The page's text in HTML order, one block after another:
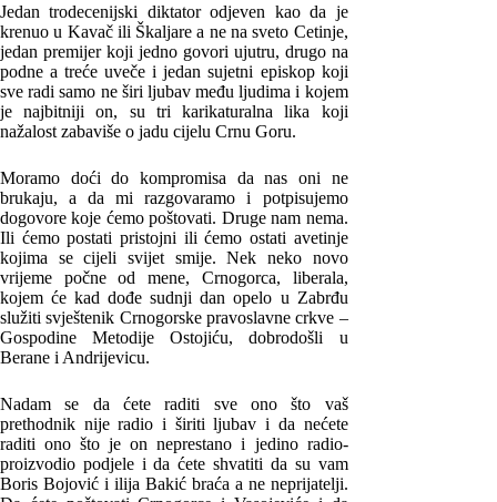
Jedan trodecenijski diktator odjeven kao da je
krenuo u Kavač ili Škaljare a ne na sveto Cetinje,
jedan premijer koji jedno govori ujutru, drugo na
podne a treće uveče i jedan sujetni episkop koji
sve radi samo ne širi ljubav među ljudima i kojem
je najbitniji on, su tri karikaturalna lika koji
nažalost zabaviše o jadu cijelu Crnu Goru.
Moramo doći do kompromisa da nas oni ne
brukaju, a da mi razgovaramo i potpisujemo
dogovore koje ćemo poštovati. Druge nam nema.
Ili ćemo postati pristojni ili ćemo ostati avetinje
kojima se cijeli svijet smije. Nek neko novo
vrijeme počne od mene, Crnogorca, liberala,
kojem će kad dođe sudnji dan opelo u Zabrđu
služiti svještenik Crnogorske pravoslavne crkve –
Gospodine Metodije Ostojiću, dobrodošli u
Berane i Andrijevicu.
Nadam se da ćete raditi sve ono što vaš
prethodnik nije radio i širiti ljubav i da nećete
raditi ono što je on neprestano i jedino radio-
proizvodio podjele i da ćete shvatiti da su vam
Boris Bojović i ilija Bakić braća a ne neprijatelji.